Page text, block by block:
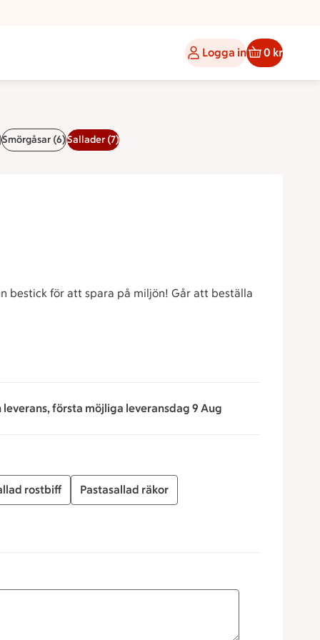
Logga in 0 kr
Smörgåsar (6)Sallader (7)
bestick för att spara på miljön! Går att beställa
första möjliga leveransdag 9 Aug
rostbiff Pastasallad räkor